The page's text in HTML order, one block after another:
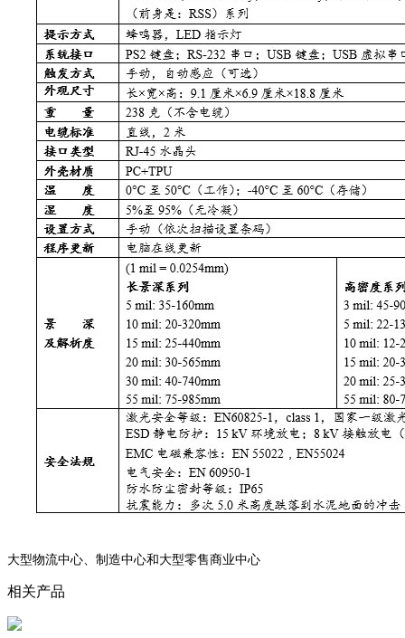
大型物流中心、制造中心和大型零售商业中心
相关产品